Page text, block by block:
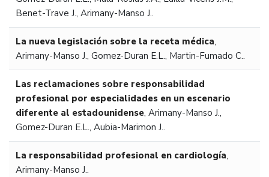
Benet-Trave J., Arimany-Manso J..
La nueva legislación sobre la receta médica,
Arimany-Manso J., Gomez-Duran E.L., Martin-Fumado C..
Las reclamaciones sobre responsabilidad
profesional por especialidades en un escenario
diferente al estadounidense,Arimany-Manso J.,
Gomez-Duran E.L., Aubia-Marimon J..
La responsabilidad profesional en cardiología,
Arimany-Manso J..